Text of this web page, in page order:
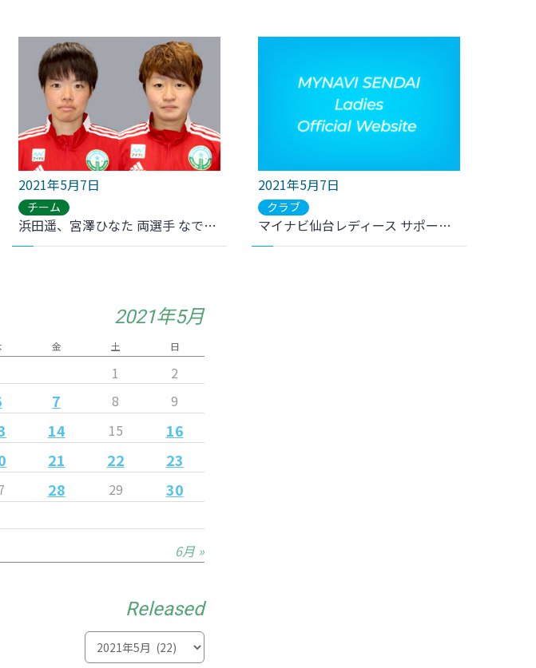
2021年5月7日
チーム
浜田遥、宮澤ひなた 両選手 なでしこジャパン(日本女子代表) 5月国内トレーニングキャンプメンバー選出のお知らせ
2021年5月7日
クラブ
マイナビ仙台レディース サポーターズクラブ開設のお知らせ
2021年5月
金 土 日
1
2
7 8 9
14 15 16
21 22
23
28 29 30
6月 »
Released